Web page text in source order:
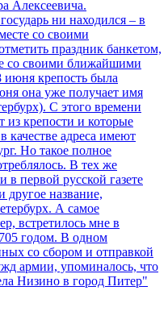
Алексеевича.
ни находился – в
со своими
праздник банкетом,
со своими ближайшими
крепость была
она уже получает имя
С этого времени
из крепости и которые
качестве адреса имеют
Но такое полное
В тех же
в первой русской газете
название,
А самое
встретилось мне в
годом. В одном
со сбором и отправкой
армии, упоминалось, что
Низино в город Питер"